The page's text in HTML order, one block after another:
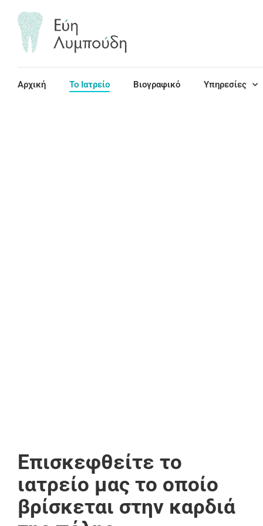
Αρχική Το Ιατρείο Βιογραφικό Υπηρεσίες
Επισκεφθείτε το
ιατρείο μας το οποίο
βρίσκεται στην καρδιά